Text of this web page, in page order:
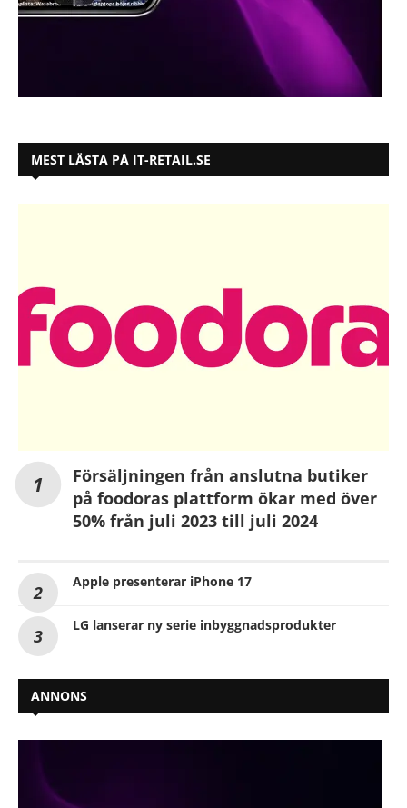
MEST LÄSTA PÅ IT-RETAIL.SE
Försäljningen från anslutna butiker
på foodoras plattform ökar med över
50% från juli 2023 till juli 2024
Apple presenterar iPhone 17
LG lanserar ny serie inbyggnadsprodukter
ANNONS